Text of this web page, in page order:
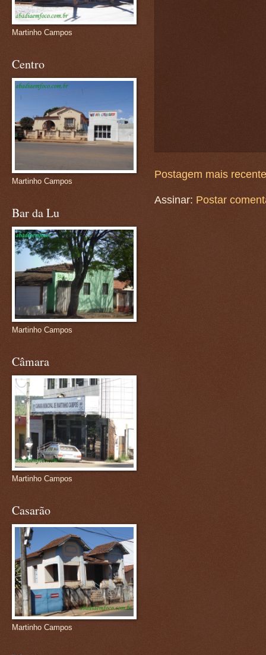
Postagem mais recente
Assinar: Postar
Martinho Campos
Centro
Martinho Campos
Bar da Lu
Martinho Campos
Câmara
Martinho Campos
Casarão
Martinho Campos